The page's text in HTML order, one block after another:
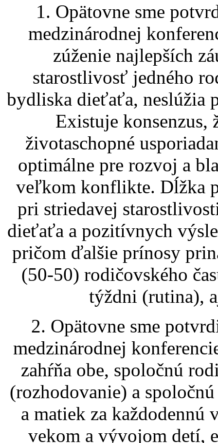
1. Opätovne sme
medzinárodnej
zúženie najlepších
starostlivosť jedného
bydliska dieťaťa, neslúžia
Existuje konsenzus,
životaschopné
optimálne pre rozvoj a
veľkom konflikte. Dĺžka
pri striedavej
dieťaťa a pozitívnych
pričom ďalšie prínosy
(50-50) rodičovského
týždni (rutina),
2. Opätovne sme
medzinárodnej
zahŕňa obe, spoločnú
(rozhodovanie) a
a matiek za každodennú
vekom a vývojom detí,